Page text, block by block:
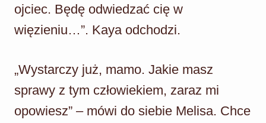
ojciec. Będę odwiedzać cię w
więzieniu…”. Kaya odchodzi.
„Wystarczy już, mamo. Jakie masz
sprawy z tym człowiekiem, zaraz mi
opowiesz” – mówi do siebie Melisa. Chce